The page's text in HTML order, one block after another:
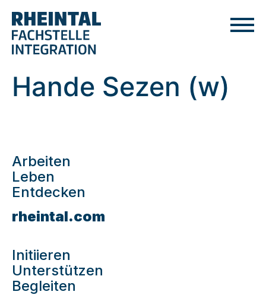
Hande Sezen (w)
Arbeiten
Leben
Entdecken
rheintal.com
Initiieren
Unterstützen
Begleiten